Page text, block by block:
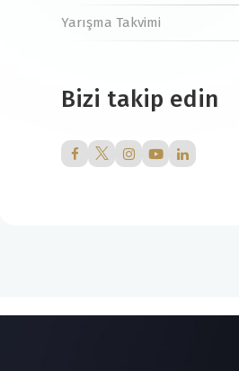
Yarışma Takvimi
Bizi takip edin